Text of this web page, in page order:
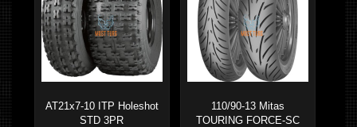
AT21x7-10 ITP Holeshot
STD 3PR
110/90-13 Mitas
TOURING FORCE-SC